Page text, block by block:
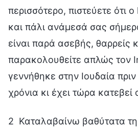
περισσότερο, πιστεύετε ότι
και πάλι ανάμεσά σας
είναι παρά ασεβής, θαρρείς
παρακολουθείτε απλώς τον
γεννήθηκε στην Ιουδαία
χρόνια κι έχει τώρα
2 Καταλαβαίνω βαθύτατα τη